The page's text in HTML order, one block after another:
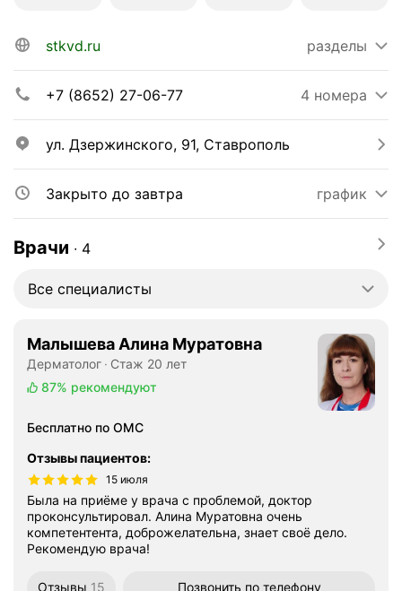
stkvd.ru разделы
+7 (8652) 27-06-77 4 номера
ул. Дзержинского, 91, Ставрополь
Закрыто до завтра график
Врачи ∙ 4
Все специалисты
Малышева Алина Муратовна
Дерматолог
Стаж 20 лет
87% рекомендуют
Бесплатно по ОМС
Отзывы пациентов:
15 июля
Была на приёме у врача с проблемой, доктор
проконсультировал. Алина Муратовна очень
компетентента, доброжелательна, знает своё дело.
Рекомендую врача!
Отзывы 15 Позвонить по телефону